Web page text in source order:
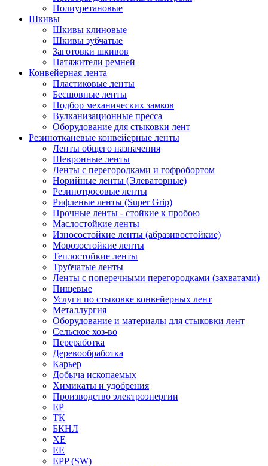
Полиуретановые
Шкивы
Шкивы клиновые
Шкивы зубчатые
Заготовки шкивов
Натяжители ремней
Конвейерная лента
Пластиковые ленты
Бесшовные ленты
Подбор механических замков
Вулканизационные пресса
Оборудование для стыковки лент
Резинотканевые конвейерные ленты
Ленты общего назначения
Шевронные ленты
Ленты с перегородками и гофробортом
Норийные ленты (Элеваторные)
Резинотросовые ленты
Рифленые ленты (Super Grip)
Прочные ленты - стойкие к пробою
Маслостойкие ленты
Износостойкие ленты (абразивостойкие)
Морозостойкие ленты
Теплостойкие ленты
Трубчатые ленты
Ленты с поперечными перегородками (захватами)
Пищевые
Услуги по стыковке конвейерных лент
Металлургия
Оборудование и материалы для стыковки лент
Сельское хоз-во
Переработка
Деревообработка
Карьер
Добыча ископаемых
Химикаты и удобрения
Производство электроэнергии
EP
ТК
БКНЛ
XE
EE
EPP (SW)